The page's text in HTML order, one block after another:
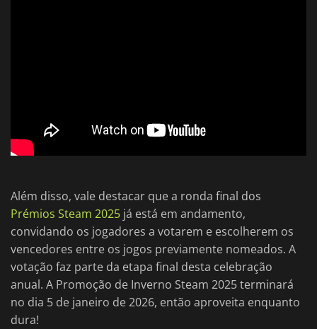
Além disso, vale destacar que a ronda final dos
Prémios Steam 2025 já está em andamento,
convidando os jogadores a votarem e escolherem os
vencedores entre os jogos previamente nomeados. A
votação faz parte da etapa final desta celebração
anual. A Promoção de Inverno Steam 2025 terminará
no dia 5 de janeiro de 2026, então aproveita enquanto
dura!